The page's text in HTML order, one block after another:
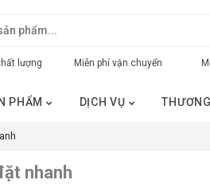
lượng Miễn phí vận chuyển
PHẨM DỊCH VỤ
nhanh